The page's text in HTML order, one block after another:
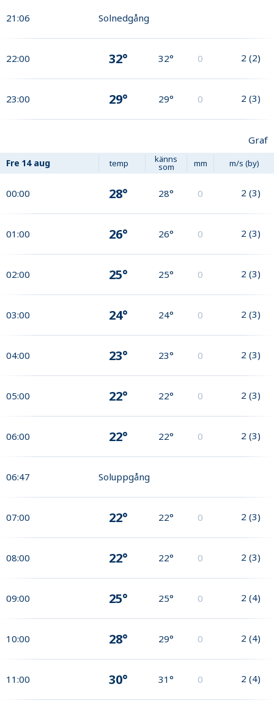
21:06 Solnedgång
22:00 32° 32° 0 2 (2)
23:00 29° 29° 0 2 (3)
Graf
Fre 14 aug temp känns
som mm m/s (by)
00:00 28° 28° 0 2 (3)
01:00 26° 26° 0 2 (3)
02:00 25° 25° 0 2 (3)
03:00 24° 24° 0 2 (3)
04:00 23° 23° 0 2 (3)
05:00 22° 22° 0 2 (3)
06:00 22° 22° 0 2 (3)
06:47 Soluppgång
07:00 22° 22° 0 2 (3)
08:00 22° 22° 0 2 (3)
09:00 25° 25° 0 2 (4)
10:00 28° 29° 0 2 (4)
11:00 30° 31° 0 2 (4)